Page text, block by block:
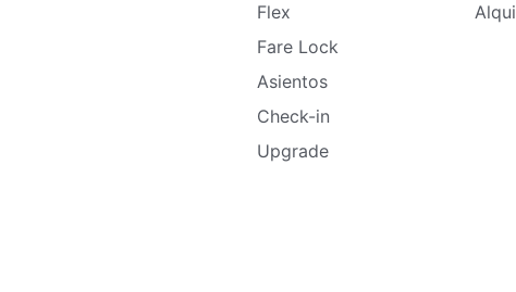
Flex
Fare Lock
Asientos
Check-in
Upgrade